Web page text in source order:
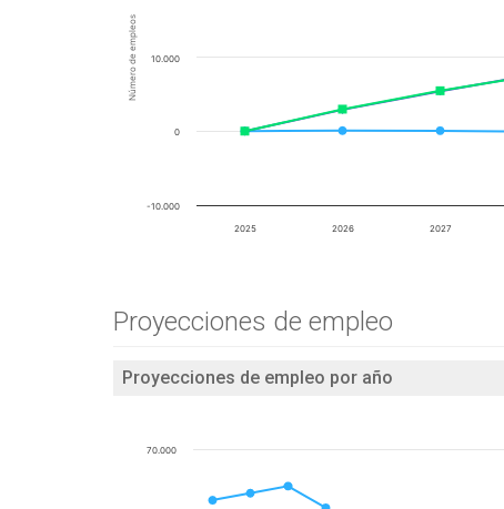
Número de empleos
2025 2026 2027
-10.000
0
10.000
Proyecciones de empleo
Proyecciones de empleo por año
70.000